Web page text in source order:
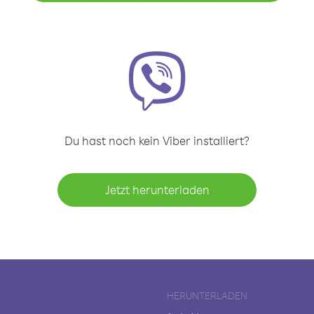
Du hast noch kein Viber installiert?
Jetzt herunterladen
HERUNTERLADEN